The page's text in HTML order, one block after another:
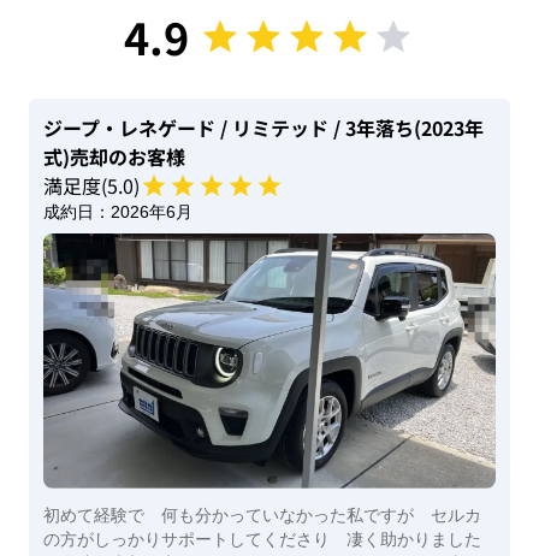
4.9
ジープ・レネゲード / リミテッド / 3年落ち(2023年
式)売却のお客様
満足度(5.0)
成約日： 2026年6月
初めて経験で 何も分かっていなかった私ですが セルカ
の方がしっかりサポートしてくださり 凄く助かりました